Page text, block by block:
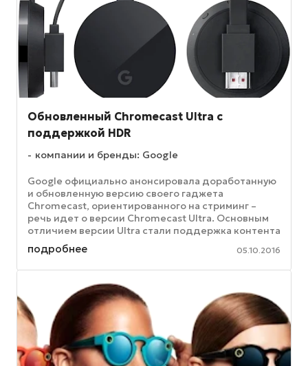
Обновленный Chromecast Ultra с
поддержкой HDR
компании и бренды: Google
Google официально анонсировала доработанную
и обновленную версию своего гаджета
Chromecast, ориентированного на стриминг –
речь идет о версии Chromecast Ultra. Основным
отличием версии Ultra стали поддержка контента
HDR и 4К. Внешне обновленная ...
подробнее 05.10.2016